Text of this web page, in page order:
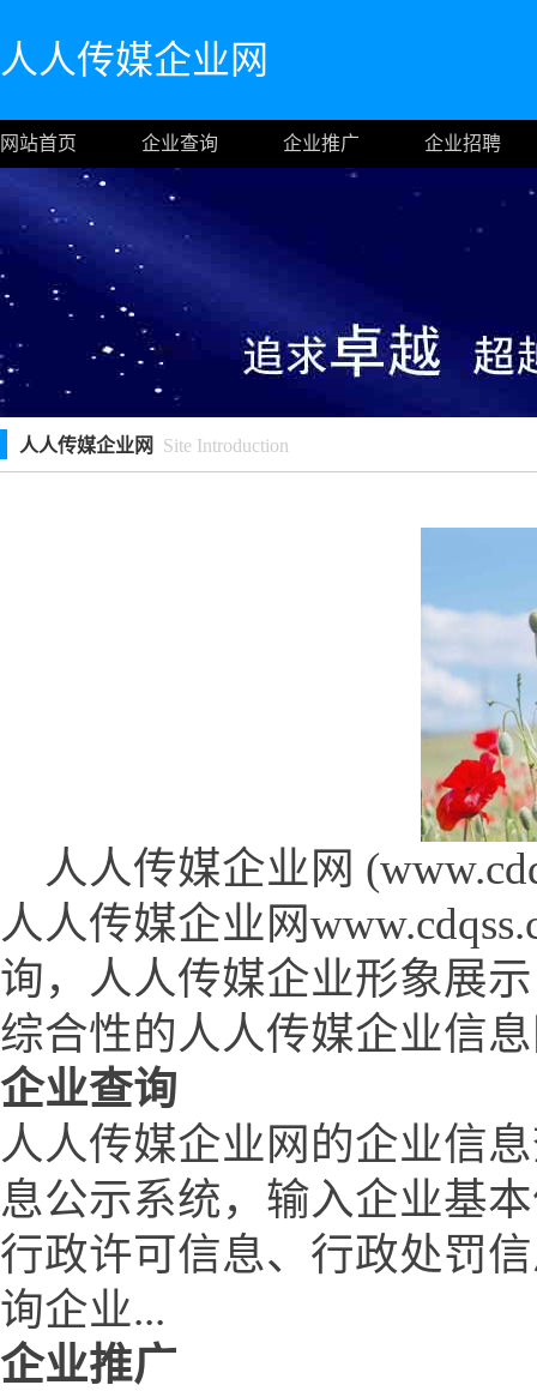
人人传媒企业网
网站首页 企业查询 企业推广 企业招聘
人人传媒企业网 Site Introduction
人人传媒企业网
人人传媒企业网
询，人人传媒企业形象展
综合性的人人传媒企业信
企业查询
人人传媒企业网的企业信
息公示系统，输入企业基
行政许可信息、行政处罚
询企业...
企业推广